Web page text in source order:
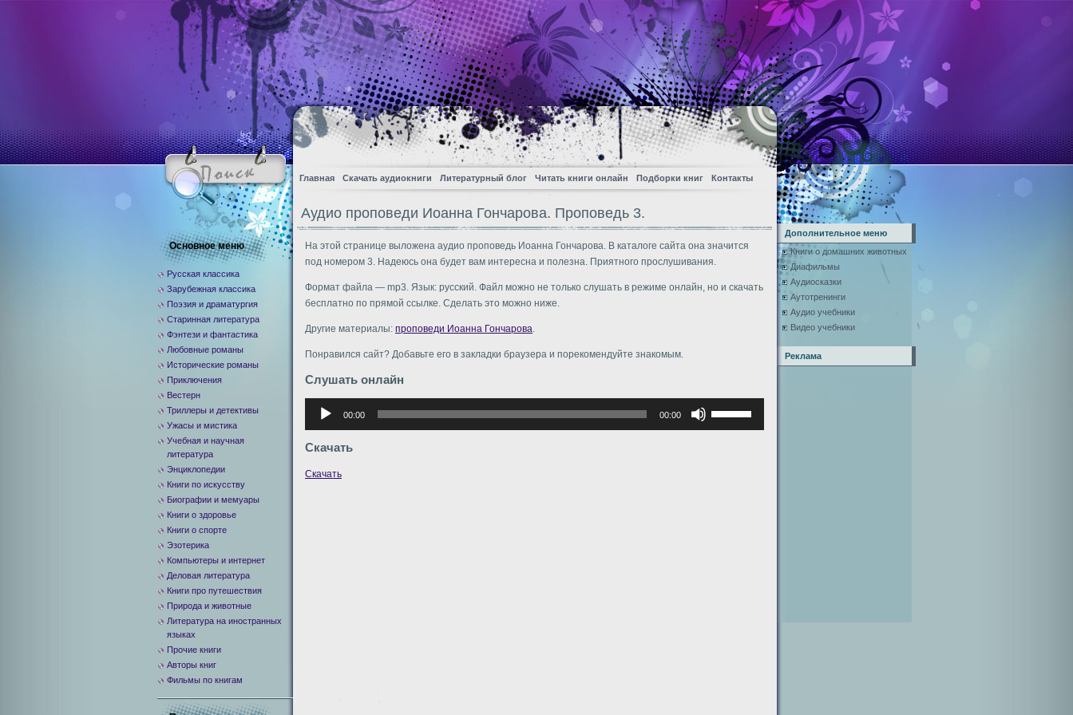
Главная Скачать аудиокниги Литературный блог Читать книги онлайн Подборки книг Контакты
Аудио проповеди Иоанна Гончарова. Проповедь 3.
На этой странице выложена аудио проповедь Иоанна Гончарова. В каталоге сайта она значится
под номером 3. Надеюсь она будет вам интересна и полезна. Приятного прослушивания.
Формат файла — mp3. Язык: русский. Файл можно не только слушать в режиме онлайн, но и скачать
бесплатно по прямой ссылке. Сделать это можно ниже.
Другие материалы: проповеди Иоанна Гончарова.
Понравился сайт? Добавьте его в закладки браузера и порекомендуйте знакомым.
Слушать онлайн
Аудиоплеер
00:00 00:00
клавиши
Скачать
Скачать
Основное меню
Русская классика
Зарубежная классика
Поэзия и драматургия
Старинная литература
Фэнтези и фантастика
Любовные романы
Исторические романы
Приключения
Вестерн
Триллеры и детективы
Ужасы и мистика
Учебная и научная
литература
Энциклопедии
Книги по искусству
Биографии и мемуары
Книги о здоровье
Книги о спорте
Эзотерика
Компьютеры и интернет
Деловая литература
Книги про путешествия
Природа и животные
Литература на иностранных
языках
Прочие книги
Авторы книг
Фильмы по книгам
Дополнительное меню
Книги о домашних животных
Диафильмы
Аудиосказки
Аутотренинги
Аудио учебники
Видео учебники
Реклама